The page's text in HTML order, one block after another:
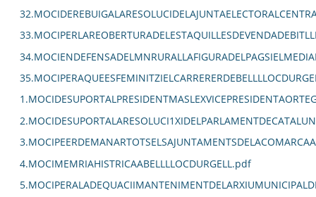
4.MOCIMEMRIAHISTRICAABELLLLOCDURGELL.pdf